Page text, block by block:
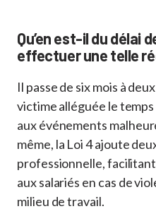
Qu’en est-il du délai
effectuer une telle
Il passe de six mois à
victime alléguée le
aux événements
même, la Loi 4 ajoute
professionnelle,
aux salariés en cas de
milieu de travail.